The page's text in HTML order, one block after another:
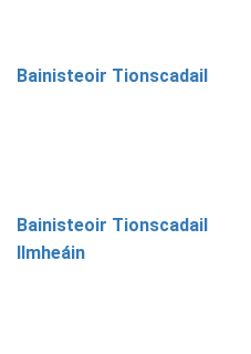
Bainisteoir Tionscadail
Bainisteoir Tionscadail
Ilmheáin